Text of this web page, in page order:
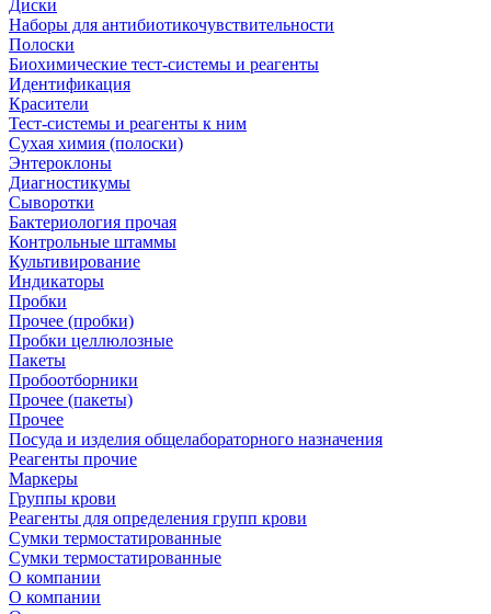
Диски
Наборы для антибиотикочувствительности
Полоски
Биохимические тест-системы и реагенты
Идентификация
Красители
Тест-системы и реагенты к ним
Сухая химия (полоски)
Энтероклоны
Диагностикумы
Сыворотки
Бактериология прочая
Контрольные штаммы
Культивирование
Индикаторы
Пробки
Прочее (пробки)
Пробки целлюлозные
Пакеты
Пробоотборники
Прочее (пакеты)
Прочее
Посуда и изделия общелабораторного назначения
Реагенты прочие
Маркеры
Группы крови
Реагенты для определения групп крови
Сумки термостатированные
Сумки термостатированные
О компании
О компании